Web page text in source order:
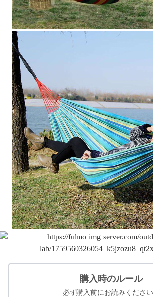
購入時のルール
必ず購入前にお読みください